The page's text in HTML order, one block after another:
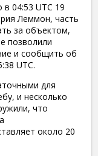
04:53 UTC 19
Леммон, часть
за объектом,
позволили
и сообщить об
UTC.
для
и несколько
что
около 20